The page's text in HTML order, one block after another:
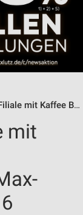
/ Max-Josefs-Platz 6 - Öffnungszeiten & Adresse
mit